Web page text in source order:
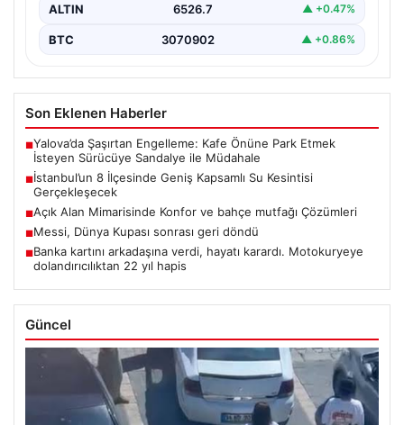
ALTIN 6526.7 ▲ +0.47%
BTC 3070902 ▲ +0.86%
Son Eklenen Haberler
■Yalova’da Şaşırtan Engelleme: Kafe Önüne Park Etmek
İsteyen Sürücüye Sandalye ile Müdahale
■İstanbul’un 8 İlçesinde Geniş Kapsamlı Su Kesintisi
Gerçekleşecek
■Açık Alan Mimarisinde Konfor ve bahçe mutfağı Çözümleri
■Messi, Dünya Kupası sonrası geri döndü
■Banka kartını arkadaşına verdi, hayatı karardı. Motokuryeye
dolandırıcılıktan 22 yıl hapis
Güncel